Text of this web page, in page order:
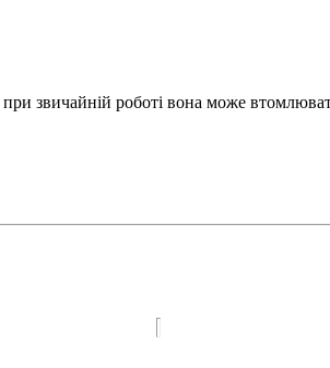
звичайній роботі вона може